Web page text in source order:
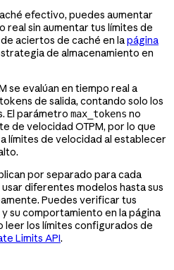
efectivo, puedes aumentar
sin aumentar tus límites de
aciertos de caché en lapágina
de almacenamiento en
se evalúan en tiempo real a
de salida, contando solo los
El parámetro max_tokens no
de velocidad OTPM, por lo que
límites de velocidad al establecer
por separado para cada
diferentes modelos hasta sus
Puedes verificar tus
su comportamiento en la página
leer los límites configurados de
Limits API.